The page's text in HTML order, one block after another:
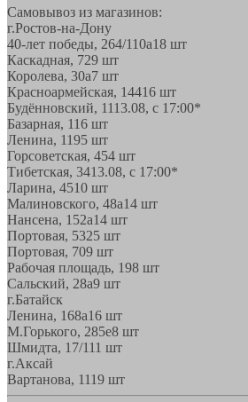
Самовывоз из магазинов:
г.Ростов-на-Дону
40-лет победы, 264/110а18 шт
Каскадная, 729 шт
Королева, 30а7 шт
Красноармейская, 14416 шт
Будённовский, 1113.08, с 17:00*
Базарная, 116 шт
Ленина, 1195 шт
Горсоветская, 454 шт
Тибетская, 3413.08, с 17:00*
Ларина, 4510 шт
Малиновского, 48а14 шт
Нансена, 152а14 шт
Портовая, 5325 шт
Портовая, 709 шт
Рабочая площадь, 198 шт
Сальский, 28a9 шт
г.Батайск
Ленина, 168а16 шт
М.Горького, 285е8 шт
Шмидта, 17/111 шт
г.Аксай
Вартанова, 1119 шт